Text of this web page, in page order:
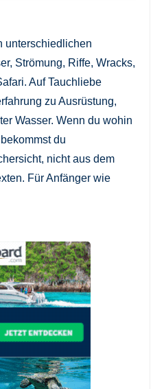
unterschiedlichen
Strömung, Riffe, Wracks,
Auf Tauchliebe
zu Ausrüstung,
Wasser. Wenn du wohin
du
nicht aus dem
Für Anfänger wie